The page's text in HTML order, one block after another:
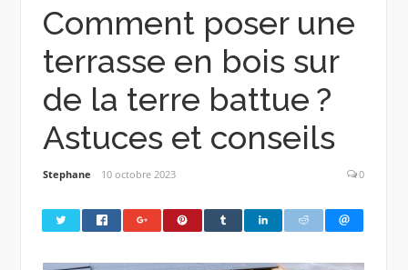
Comment poser une
terrasse en bois sur
de la terre battue ?
Astuces et conseils
Stephane 10 octobre 2023 0